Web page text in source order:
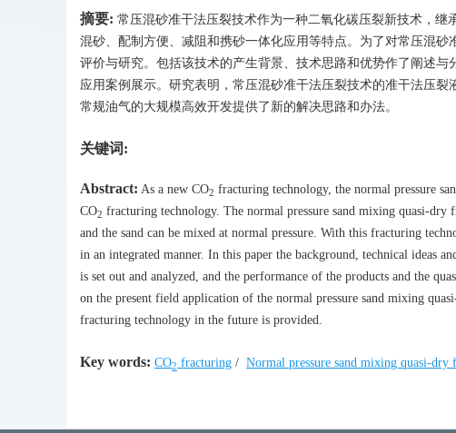
摘要: 常压混砂准干法压裂技术作为一种二氧化碳压裂新技术，继
混砂、配制方便、减阻和携砂一体化应用等特点。为了对常压混
评价与研究。包括该技术的产生背景、技术思路和优势作了阐述
应用案例展示。研究表明，常压混砂准干法压裂技术的准干法压
常规油气的大规模高效开发提供了新的解决思路和办法。
关键词:
Abstract: As a new CO2 fracturing technology, the normal pressure
CO2 fracturing technology. The normal pressure sand mixing quasi-dry
and the sand can be mixed at normal pressure. With this fracturing
in an integrated manner. In this paper the background, technical ideas
is set out and analyzed, and the performance of the products and the
on the present field application of the normal pressure sand mixing
fracturing technology in the future is provided.
Key words: CO2 fracturing / Normal pressure sand mixing quasi-dry